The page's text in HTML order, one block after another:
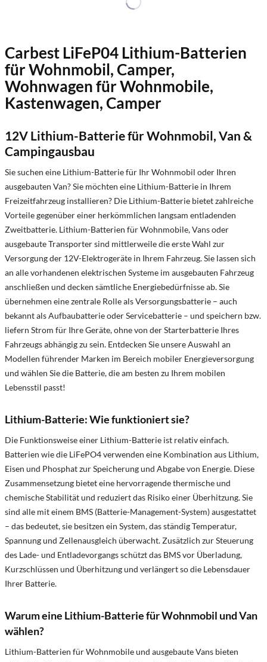
Carbest LiFeP04 Lithium-Batterien
für Wohnmobil, Camper,
Wohnwagen für Wohnmobile,
Kastenwagen, Camper
12V Lithium-Batterie für Wohnmobil, Van &
Campingausbau
Sie suchen eine Lithium-Batterie für Ihr Wohnmobil oder Ihren
ausgebauten Van? Sie möchten eine Lithium-Batterie in Ihrem
Freizeitfahrzeug installieren? Die Lithium-Batterie bietet zahlreiche
Vorteile gegenüber einer herkömmlichen langsam entladenden
Zweitbatterie. Lithium-Batterien für Wohnmobile, Vans oder
ausgebaute Transporter sind mittlerweile die erste Wahl zur
Versorgung der 12V-Elektrogeräte in Ihrem Fahrzeug. Sie lassen sich
an alle vorhandenen elektrischen Systeme im ausgebauten Fahrzeug
anschließen und decken sämtliche Energiebedürfnisse ab. Sie
übernehmen eine zentrale Rolle als Versorgungsbatterie – auch
bekannt als Aufbaubatterie oder Servicebatterie – und speichern bzw.
liefern Strom für Ihre Geräte, ohne von der Starterbatterie Ihres
Fahrzeugs abhängig zu sein. Entdecken Sie unsere Auswahl an
Modellen führender Marken im Bereich mobiler Energieversorgung
und wählen Sie die Batterie, die am besten zu Ihrem mobilen
Lebensstil passt!
Lithium-Batterie: Wie funktioniert sie?
Die Funktionsweise einer Lithium-Batterie ist relativ einfach.
Batterien wie die LiFePO4 verwenden eine Kombination aus Lithium,
Eisen und Phosphat zur Speicherung und Abgabe von Energie. Diese
Zusammensetzung bietet eine hervorragende thermische und
chemische Stabilität und reduziert das Risiko einer Überhitzung. Sie
sind alle mit einem BMS (Batterie-Management-System) ausgestattet
– das bedeutet, sie besitzen ein System, das ständig Temperatur,
Spannung und Zellenausgleich überwacht. Zusätzlich zur Steuerung
des Lade- und Entladevorgangs schützt das BMS vor Überladung,
Kurzschlüssen und Überhitzung und verlängert so die Lebensdauer
Ihrer Batterie.
Warum eine Lithium-Batterie für Wohnmobil und Van
wählen?
Lithium-Batterien für Wohnmobile und ausgebaute Vans bieten